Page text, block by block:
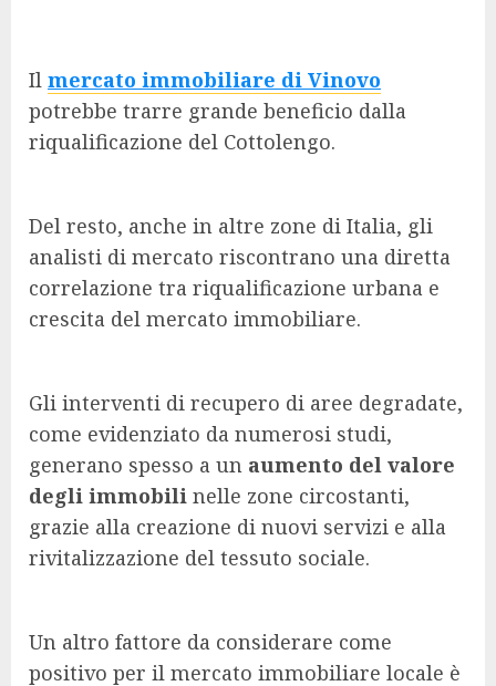
Il mercato immobiliare di Vinovo
potrebbe trarre grande beneficio dalla
riqualificazione del Cottolengo.
Del resto, anche in altre zone di Italia, gli
analisti di mercato riscontrano una diretta
correlazione tra riqualificazione urbana e
crescita del mercato immobiliare.
Gli interventi di recupero di aree degradate,
come evidenziato da numerosi studi,
generano spesso a un aumento del valore
degli immobili nelle zone circostanti,
grazie alla creazione di nuovi servizi e alla
rivitalizzazione del tessuto sociale.
Un altro fattore da considerare come
positivo per il mercato immobiliare locale è